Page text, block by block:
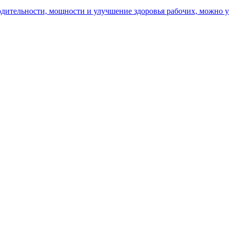
мощности и улучшение здоровья рабочих, можно